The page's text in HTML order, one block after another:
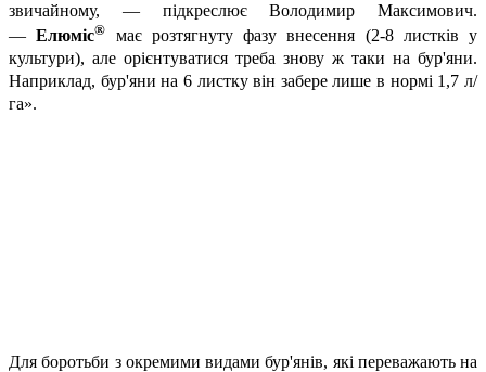
звичайному, — підкреслює Володимир Максимович.
—Елюміс® має розтягнуту фазу внесення (2-8 листків у
культури), але орієнтуватися треба знову ж таки на бур'яни.
Наприклад, бур'яни на 6 листку він забере лише в нормі 1,7 л/
га».
Для боротьби з окремими видами бур'янів, які переважають на